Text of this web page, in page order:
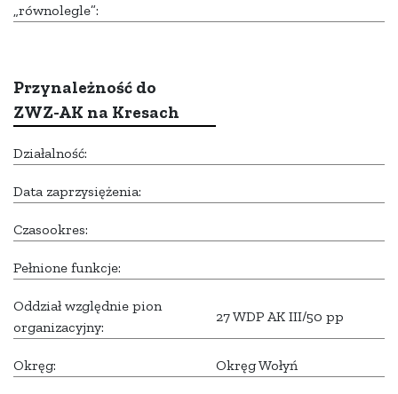
„równolegle”:
Przynależność do
ZWZ-AK na Kresach
Działalność:
Data zaprzysiężenia:
Czasookres:
Pełnione funkcje:
Oddział względnie pion
organizacyjny:
27 WDP AK III/50 pp
Okręg: Okręg Wołyń